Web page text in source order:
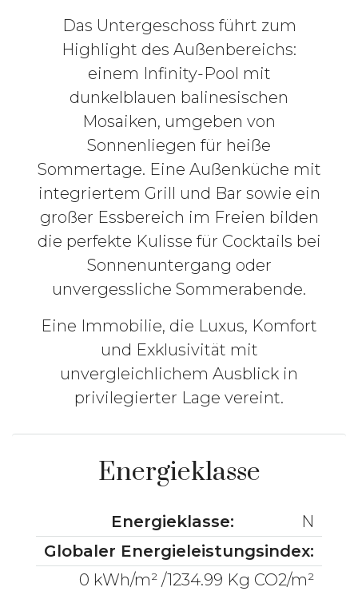
Das Untergeschoss führt zum
Highlight des Außenbereichs:
einem Infinity-Pool mit
dunkelblauen balinesischen
Mosaiken, umgeben von
Sonnenliegen für heiße
Sommertage. Eine Außenküche mit
integriertem Grill und Bar sowie ein
großer Essbereich im Freien bilden
die perfekte Kulisse für Cocktails bei
Sonnenuntergang oder
unvergessliche Sommerabende.
Eine Immobilie, die Luxus, Komfort
und Exklusivität mit
unvergleichlichem Ausblick in
privilegierter Lage vereint.
Energieklasse
Energieklasse:
N
Globaler Energieleistungsindex:
0 kWh/m² /1234.99 Kg CO2/m²